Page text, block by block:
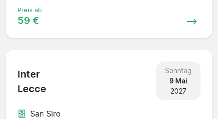
Preis ab
59 €
Inter
Lecce
Sonntag
9 Mai
2027
San Siro